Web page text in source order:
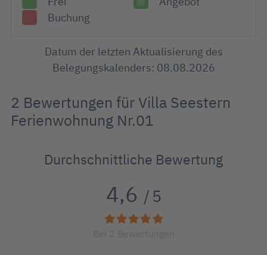
Buchung
Datum der letzten Aktualisierung des
Belegungskalenders: 08.08.2026
2 Bewertungen für Villa Seestern
Ferienwohnung Nr.01
Durchschnittliche Bewertung
4,6 / 5
Bei 2 Bewertungen